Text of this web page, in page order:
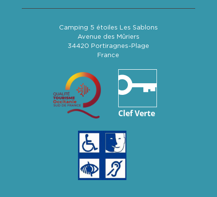
Camping 5 étoiles Les Sablons
Avenue des Mûriers
34420 Portiragnes-Plage
France